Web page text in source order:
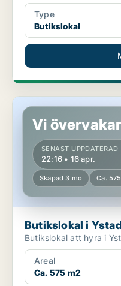
Type
Butikslokal
Butikslokal i Ystad
Vi
SENAST UPPDATERAD
22:16 • 16 apr.
Skapad 3 mo Ca.
Butikslokal i
Butikslokal att hyra i
Areal
Ca. 575 m2